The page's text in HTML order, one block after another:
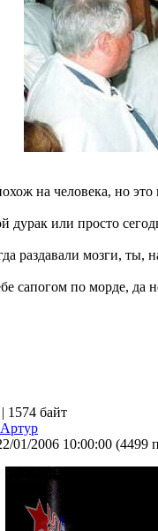
на человека, но
дурак или просто
раздавали мозги, ты,
сапогом по морде, да
| 1574 байт
Артур
01/2006 10:00:00 (4499